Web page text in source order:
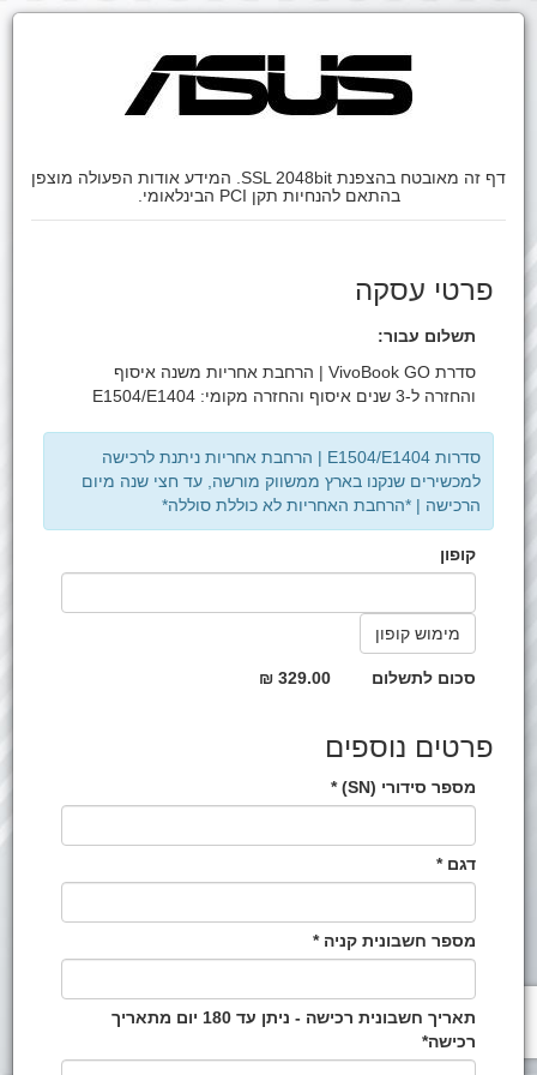
דף זה מאובטח בהצפנת SSL 2048bit. המידע אודות הפעולה מוצפן
בהתאם להנחיות תקן PCI הבינלאומי.
פרטי עסקה
תשלום עבור:
סדרת VivoBook GO | הרחבת אחריות משנה איסוף
והחזרה ל-3 שנים איסוף והחזרה מקומי: E1504/E1404
סדרות E1504/E1404 | הרחבת אחריות ניתנת לרכישה
למכשירים שנקנו בארץ ממשווק מורשה, עד חצי שנה מיום
הרכישה | *הרחבת האחריות לא כוללת סוללה*
קופון
סכום לתשלום 329.00 ₪
פרטים נוספים
מספר סידורי (SN) *
דגם *
מספר חשבונית קניה *
תאריך חשבונית רכישה - ניתן עד 180 יום מתאריך
רכישה*